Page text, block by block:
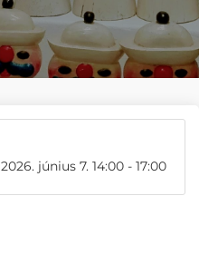
2026. június 7. 14:00 - 17:00